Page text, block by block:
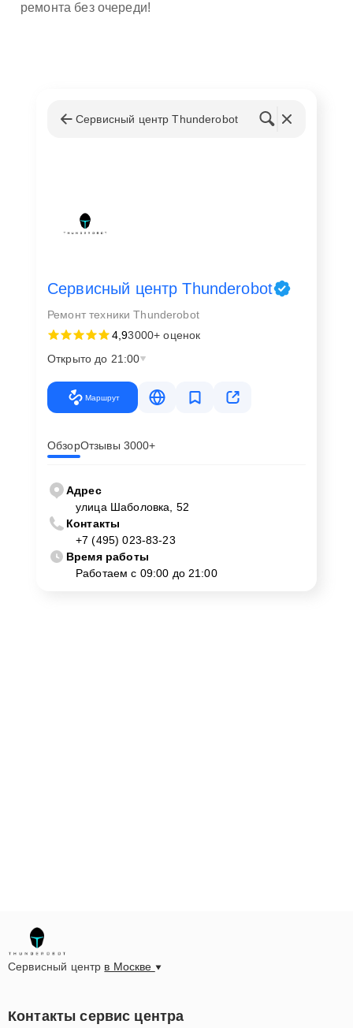
ремонта без очереди!
Сервисный центр Thunderobot
Сервисный центр Thunderobot
Ремонт техники Thunderobot
4,93000+ оценок
Открыто до 21:00
Маршрут
ОбзорОтзывы 3000+
Адрес
улица Шаболовка, 52
Контакты
+7 (495) 023-83-23
Время работы
Работаем с 09:00 до 21:00
Сервисный центр в Москве
Контакты сервис центра